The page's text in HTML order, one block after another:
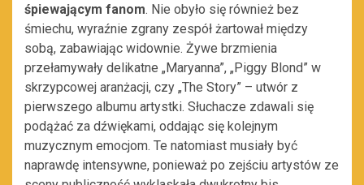
śpiewającym fanom. Nie obyło się również bez
śmiechu, wyraźnie zgrany zespół żartował między
sobą, zabawiając widownie. Żywe brzmienia
przełamywały delikatne „Maryanna”, „Piggy Blond” w
skrzypcowej aranżacji, czy „The Story” – utwór z
pierwszego albumu artystki. Słuchacze zdawali się
podążać za dźwiękami, oddając się kolejnym
muzycznym emocjom. Te natomiast musiały być
naprawdę intensywne, ponieważ po zejściu artystów ze